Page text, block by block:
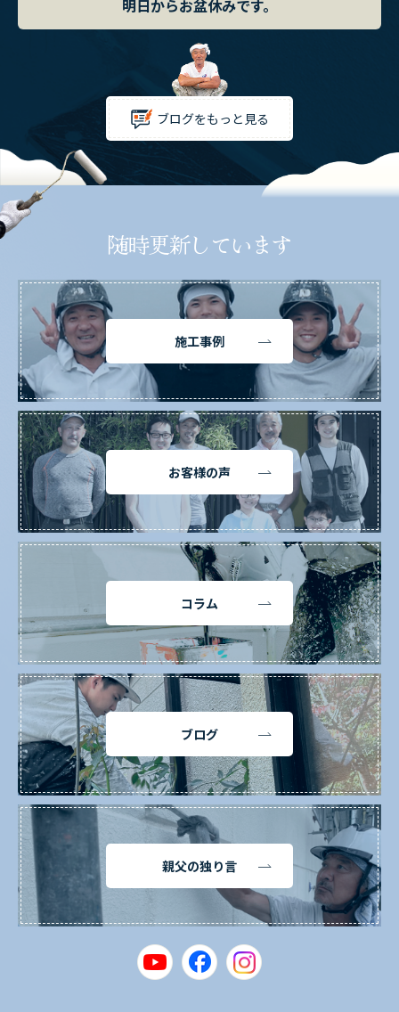
明日からお盆休みです。
ブログをもっと見る
随時更新しています
施工事例
お客様の声
コラム
ブログ
親父の独り言